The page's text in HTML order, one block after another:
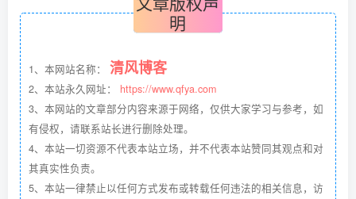
明
1、本网站名称： 清风博客
2、本站永久网址： https://www.qfya.com
3、本网站的文章部分内容来源于网络，仅供大家学习与参考，如
有侵权，请联系站长进行删除处理。
4、本站一切资源不代表本站立场，并不代表本站赞同其观点和对
其真实性负责。
5、本站一律禁止以任何方式发布或转载任何违法的相关信息，访